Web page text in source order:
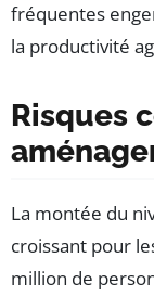
fréquentes
la productivité
Risques
La montée du
croissant pour
million de